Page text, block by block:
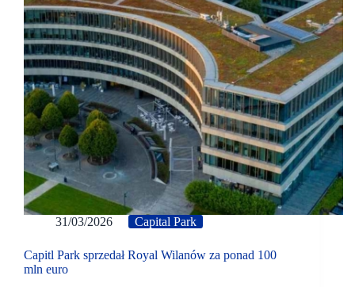
31/03/2026 Capital Park
Capitl Park sprzedał Royal Wilanów za ponad 100
mln euro